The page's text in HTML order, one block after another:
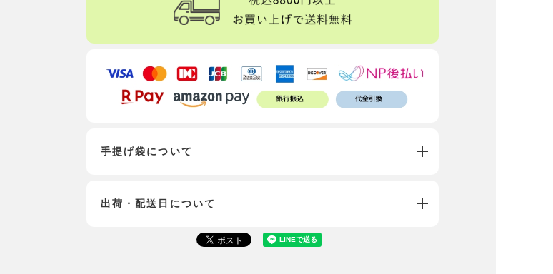
手提げ袋について
出荷・配送日について